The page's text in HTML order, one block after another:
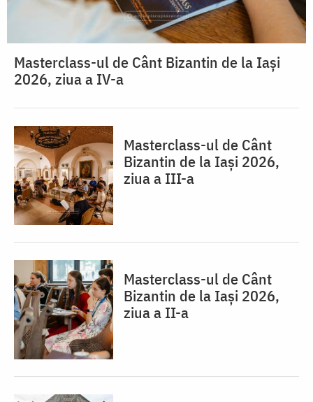
Masterclass-ul de Cânt Bizantin de la Iași
2026, ziua a IV-a
Masterclass-ul de Cânt
Bizantin de la Iași 2026,
ziua a III-a
Masterclass-ul de Cânt
Bizantin de la Iași 2026,
ziua a II-a